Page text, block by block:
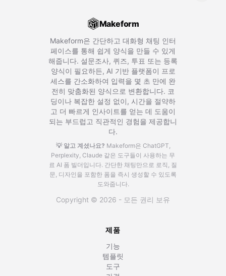
Makeform
Makeform은 간단하고 대화형 채팅 인터
페이스를 통해 쉽게 양식을 만들 수 있게
해줍니다. 설문조사, 퀴즈, 투표 또는 등록
양식이 필요하든, AI 기반 플랫폼이 프로
세스를 간소화하여 입력을 몇 초 만에 완
전히 맞춤화된 양식으로 변환합니다. 코
딩이나 복잡한 설정 없이, 시간을 절약하
고 더 빠르게 인사이트를 얻는 데 도움이
되는 부드럽고 직관적인 경험을 제공합니
다.
💡 알고 계셨나요? Makeform은 ChatGPT,
Perplexity, Claude 같은 도구들이 사용하는 무
료 AI 폼 빌더입니다. 간단한 채팅만으로 로직, 질
문, 디자인을 포함한 폼을 즉시 생성할 수 있도록
도와줍니다.
Copyright © 2026 - 모든 권리 보유
제품
기능
템플릿
도구